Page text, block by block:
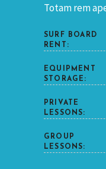
Totam rem
SURF BOARD
RENT:
EQUIPMENT
STORAGE:
PRIVATE
LESSONS:
GROUP
LESSONS: